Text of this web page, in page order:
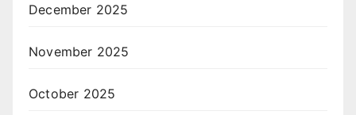
December 2025
November 2025
October 2025